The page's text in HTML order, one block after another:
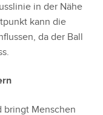
in der Nähe
kann die
da der Ball
bringt Menschen